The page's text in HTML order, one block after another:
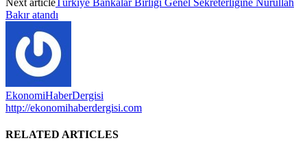
Bakır atandı
EkonomiHaberDergisi
http://ekonomihaberdergisi.com
RELATED ARTICLES